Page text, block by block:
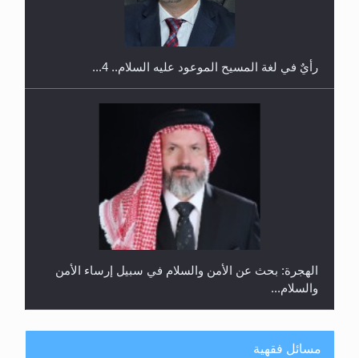
اليوم الوطني الرياضي لمجلس أنصار الله في هولندا
رأيٌ في لغة المسيح الموعود عليه السلام.. 4...
الهجرة: بحث عن الأمن والسلام في سبيل إرساء الأمن
والسلام...
مسائل فقهية